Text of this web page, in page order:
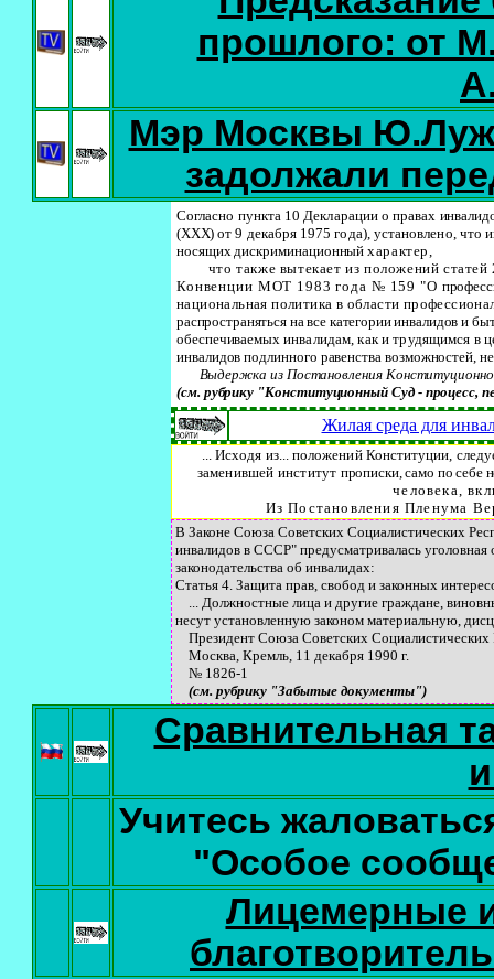
прошлого: от
Мэр Москвы
задолжали
Согласно пункта 10 Декларации о правах
(XXX)от 9 декабря 1975 года), установлено,
носящих дискриминационныйхарактер,
что также вытекает из положений
Конвенции МОТ 1983 года № 159 "О
национальная политика в области
распространяться на все категории инвалидов и
обеспечиваемыхинвалидам, как и трудящимся в
инвалидов подлинного равенства возможностей,
Выдержка из Постановления
(см. рубрику "Конституционный Суд - процесс,
Жилая среда для
...Исходя из...положений Конституции,
заменившей институт прописки, само по себе
человека,
Из Постановления Пленума
В Законе Союза Советских Социалистических
инвалидов в СССР" предусматривалась
законодательства об инвалидах:
Статья 4. Защита прав, свобод и законных
... Должностные лица и другие граждане,
несут установленную законом материальную,
Президент Союза Советских Социалистических
Москва, Кремль, 11 декабря 1990 г.
№ 1826-1
(см. рубрику "Забытые документы")
Сравнительная
Учитесь
"Особое
Лицемерные